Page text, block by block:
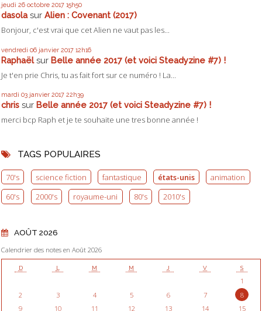
jeudi 26 octobre 2017 15h50
dasolasur Alien : Covenant (2017)
Bonjour, c'est vrai que cet Alien ne vaut pas les...
vendredi 06 janvier 2017 12h16
Raphaëlsur Belle année 2017 (et voici Steadyzine #7) !
Je t'en prie Chris, tu as fait fort sur ce numéro ! La...
mardi 03 janvier 2017 22h39
chris sur Belle année 2017 (et voici Steadyzine #7) !
merci bcp Raph et je te souhaite une tres bonne année !
TAGS POPULAIRES
70's science fiction fantastique états-unis
animation
60's
2000's royaume-uni 80's 2010's
AOÛT 2026
Calendrier des notes en Août 2026
D L M M J V S
1
2
3 4 5 6 7
8
9
10 11 12 13 14
15